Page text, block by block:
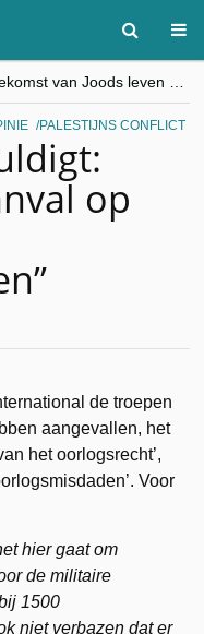
“Besnijdenisdebat toont hoe moeilijk seculiere Westen minderheden begrijpt”, Jinnih Beels (Vooruit)
CITYTRIP | ROEMENIË – Boekarest: de verrassing van Oost-Europa
PALESTIJNS CONFLICT
op
de troepen
aangevallen, het
het oorlogsrecht’,
Voor
hier gaat om
de militaire
1500
niet verbazen dat er